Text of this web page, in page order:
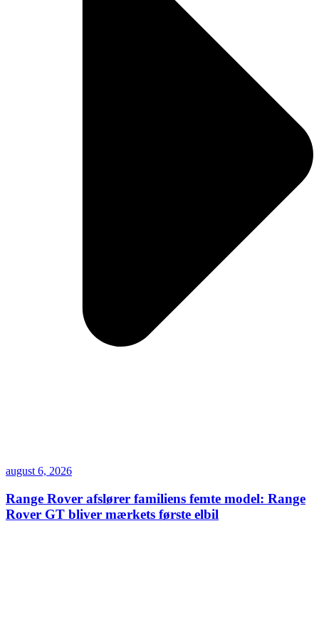
august 6, 2026
Range Rover afslører familiens femte model: Range
Rover GT bliver mærkets første elbil